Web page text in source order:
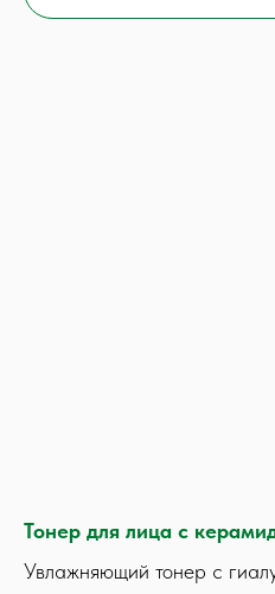
Тонер для лица с
Увлажняющий тонер с